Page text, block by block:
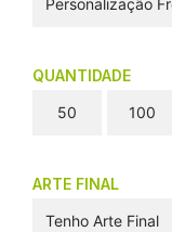
Personalização
QUANTIDADE
50
100
ARTE FINAL
Tenho Arte Final